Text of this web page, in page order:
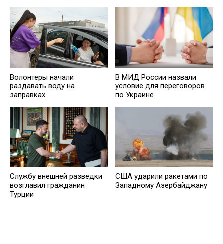
Волонтеры начали
раздавать воду на
заправках
В МИД России назвали
условие для переговоров
по Украине
Службу внешней разведки
возглавил гражданин
Турции
США ударили ракетами по
Западному Азербайджану